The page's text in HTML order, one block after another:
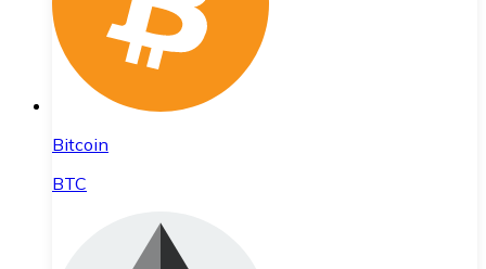
Bitcoin
BTC